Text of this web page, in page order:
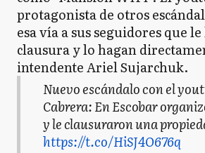
protagonista de otros
esa vía a sus seguidores que
clausura y lo hagan
intendente Ariel Sujarchuk.
Nuevo escándalo con el
Cabrera: En Escobar
y le clausuraron una
https://t.co/HiSJ4O676q